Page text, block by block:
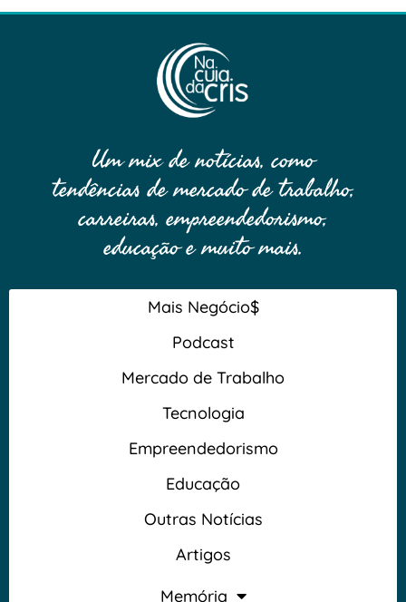
Um mix de notícias, como
tendências de mercado de trabalho,
carreiras, empreendedorismo,
educação e muito mais.
Mais Negócio$
Podcast
Mercado de Trabalho
Tecnologia
Empreendedorismo
Educação
Outras Notícias
Artigos
Memória